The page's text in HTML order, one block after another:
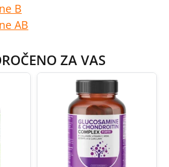
B
AB
ZA VAS